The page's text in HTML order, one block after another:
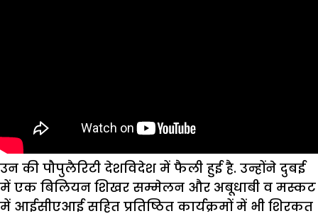
उन की पौपुलैरिटी देशविदेश में फैली हुई है. उन्होंने दुबई
में एक बिलियन शिखर सम्मेलन और अबूधाबी व मस्कट
में आईसीएआई सहित प्रतिष्ठित कार्यक्रमों में भी शिरकत